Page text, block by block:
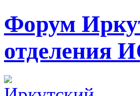
Форум
отделения